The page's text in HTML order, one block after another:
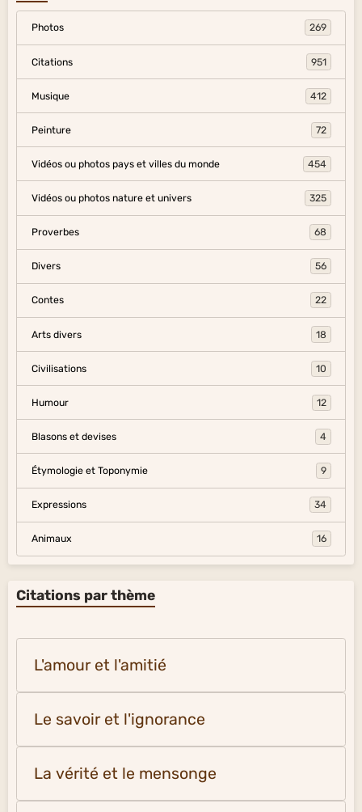
Photos 269
Citations 951
Musique 412
Peinture 72
Vidéos ou photos pays et villes du monde 454
Vidéos ou photos nature et univers 325
Proverbes 68
Divers 56
Contes 22
Arts divers 18
Civilisations 10
Humour 12
Blasons et devises 4
Étymologie et Toponymie 9
Expressions 34
Animaux 16
Citations par thème
L'amour et l'amitié
Le savoir et l'ignorance
La vérité et le mensonge